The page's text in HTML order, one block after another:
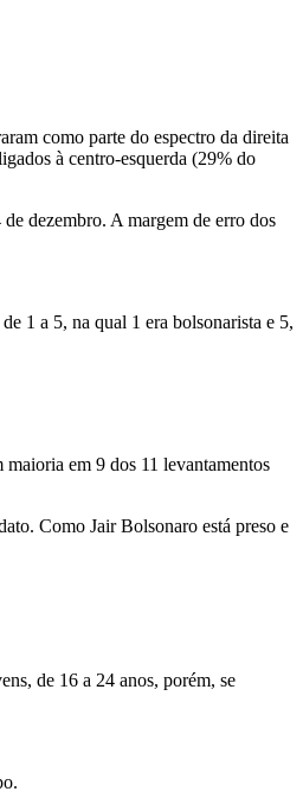
como parte do espectro da direita
à centro-esquerda (29% do
dezembro. A margem de erro dos
1 a 5, na qual 1 era bolsonarista e 5,
em 9 dos 11 levantamentos
Como Jair Bolsonaro está preso e
de 16 a 24 anos, porém, se